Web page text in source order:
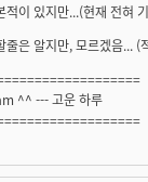
적이 있지만...(현재 전혀
줄은 알지만, 모르겠음... (
^^ --- 고운 하루